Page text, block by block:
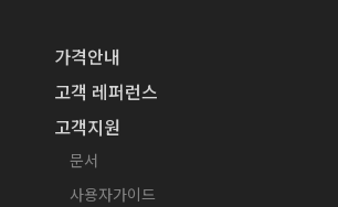
가격안내
고객 레퍼런스
고객지원
문서
사용자가이드